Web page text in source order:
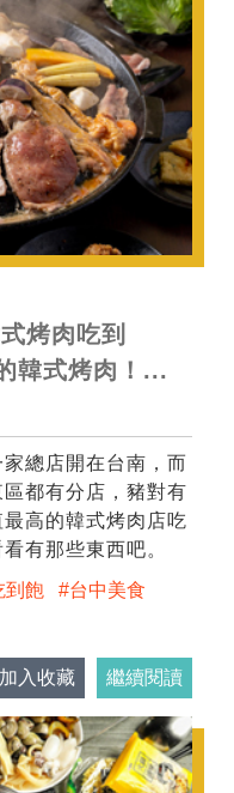
烤肉吃到
韓式烤肉！...
總店開在台南，而
都有分店，豬對有
高的韓式烤肉店吃
有那些東西吧。
到飽
台中美食
加入收藏 繼續閱讀